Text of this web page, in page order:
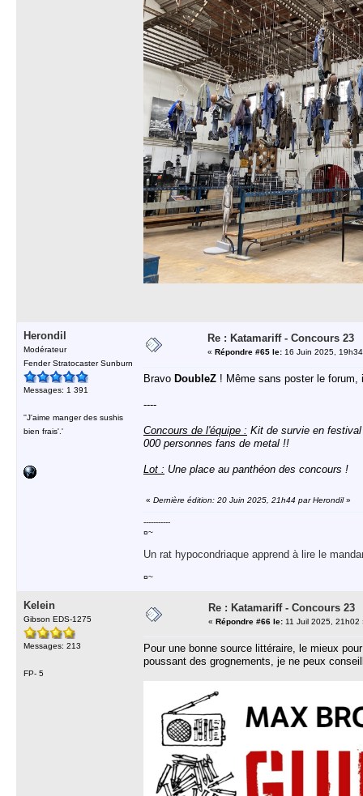
Herondil
Modérateur
Fender Stratocaster Sunburn
Messages: 1 391
''J'aime manger des sushis
bien frais'.'
Re : Katamariff - Concours 23
« Répondre #65 le: 16 Juin 2025,
Bravo DoubleZ ! Même sans poster le forum,
----
Concours de l'équipe : Kit de survie en
000 personnes fans de metal !!
Lot : Une place au panthéon des concours !
« Dernière édition: 20 Juin 2025, 21h44 par Herondil»
-----------
¤~
Un rat hypocondriaque apprend à lire le
¤~
Kelein
Gibson EDS-1275
Messages: 213
FP- 5
Re : Katamariff - Concours 23
« Répondre #66 le: 11 Juil 2025, 21h02
Pour une bonne source littéraire, le mieux
poussant des grognements, je ne peux